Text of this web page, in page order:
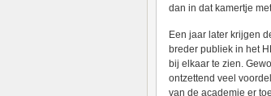
dan in dat kamertje
Een jaar later krijgen
breder publiek in het
bij elkaar te zien.
ontzettend veel
van de academie er